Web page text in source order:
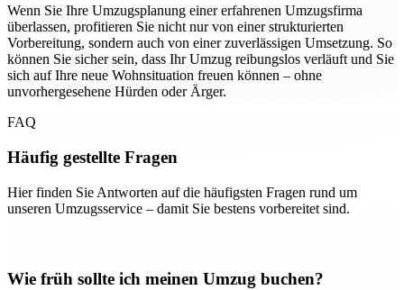
Wenn Sie Ihre Umzugsplanung einer erfahrenen Umzugsfirma
überlassen, profitieren Sie nicht nur von einer strukturierten
Vorbereitung, sondern auch von einer zuverlässigen Umsetzung. So
können Sie sicher sein, dass Ihr Umzug reibungslos verläuft und Sie
sich auf Ihre neue Wohnsituation freuen können – ohne
unvorhergesehene Hürden oder Ärger.
FAQ
Häufig gestellte Fragen
Hier finden Sie Antworten auf die häufigsten Fragen rund um
unseren Umzugsservice – damit Sie bestens vorbereitet sind.
Wie früh sollte ich meinen Umzug buchen?